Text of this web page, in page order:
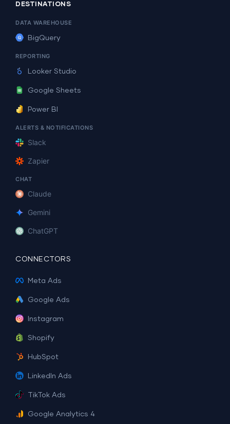
DESTINATIONS
DATA WAREHOUSE
BigQuery
REPORTING
Looker Studio
Google Sheets
Power BI
ALERTS & NOTIFICATIONS
Slack
Zapier
CHAT
Claude
Gemini
ChatGPT
CONNECTORS
Meta Ads
Google Ads
Instagram
Shopify
HubSpot
LinkedIn Ads
TikTok Ads
Google Analytics 4